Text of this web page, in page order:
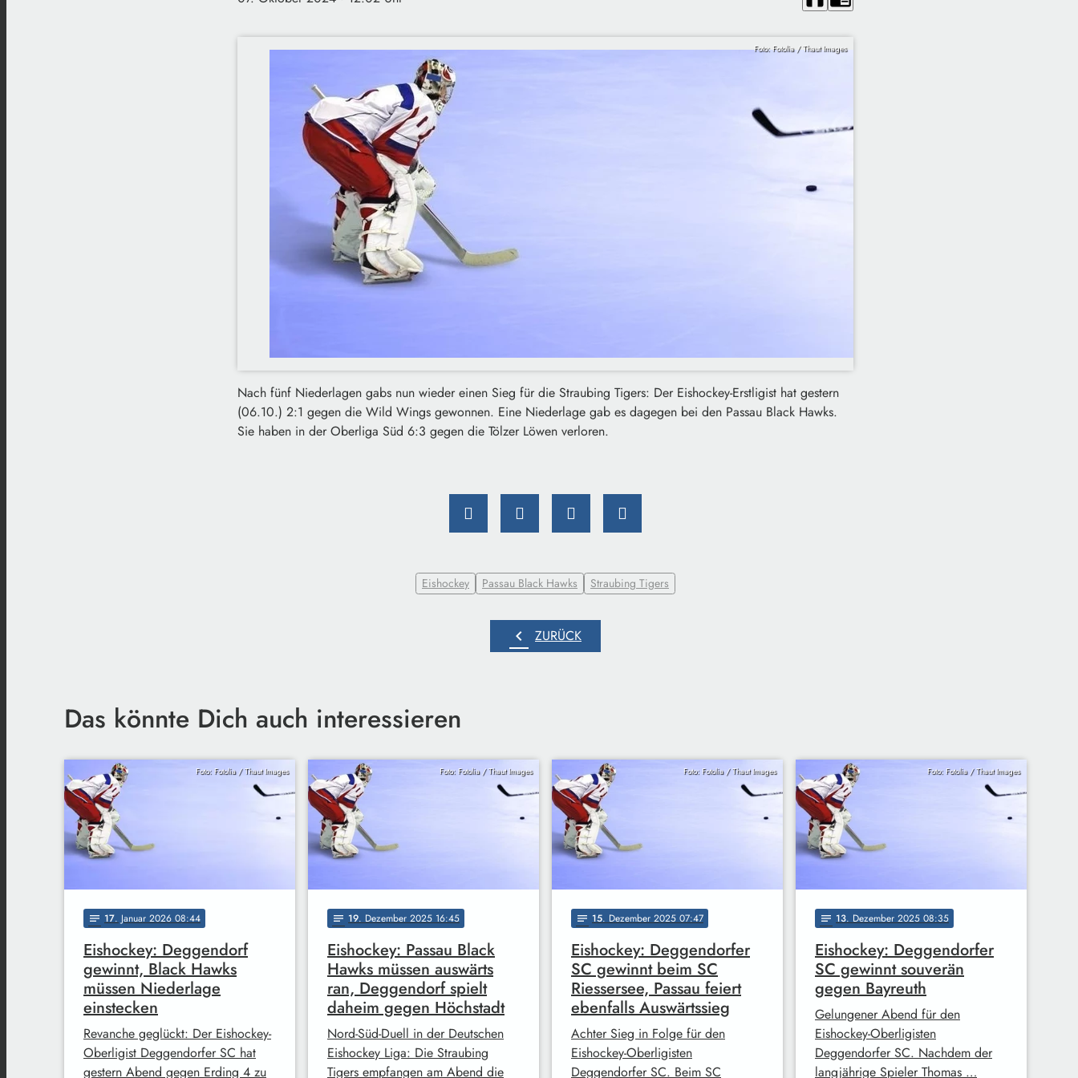
Foto: Fotolia / Thaut Images
Nach fünf Niederlagen gabs nun wieder einen Sieg für die Straubing Tigers: Der Eishockey-Erstligist hat gestern
(06.10.) 2:1 gegen die Wild Wings gewonnen. Eine Niederlage gab es dagegen bei den Passau Black Hawks.
Sie haben in der Oberliga Süd 6:3 gegen die Tölzer Löwen verloren.
Eishockey Passau Black Hawks Straubing Tigers
chevron_left ZURÜCK
Das könnte Dich auch interessieren
Foto: Fotolia / Thaut Images
notes 17. Januar 2026 08:44
Eishockey: Deggendorf
gewinnt, Black Hawks
müssen Niederlage
einstecken
Revanche geglückt: Der Eishockey-
Oberligist Deggendorfer SC hat
gestern Abend gegen Erding 4 zu
Foto: Fotolia / Thaut Images
notes 19. Dezember 2025 16:45
Eishockey: Passau Black
Hawks müssen auswärts
ran, Deggendorf spielt
daheim gegen Höchstadt
Nord-Süd-Duell in der Deutschen
Eishockey Liga: Die Straubing
Tigers empfangen am Abend die
Foto: Fotolia / Thaut Images
notes 15. Dezember 2025 07:47
Eishockey: Deggendorfer
SC gewinnt beim SC
Riessersee, Passau feiert
ebenfalls Auswärtssieg
Achter Sieg in Folge für den
Eishockey-Oberligisten
Deggendorfer SC. Beim SC
Foto: Fotolia / Thaut Images
notes 13. Dezember 2025 08:35
Eishockey: Deggendorfer
SC gewinnt souverän
gegen Bayreuth
Gelungener Abend für den
Eishockey-Oberligisten
Deggendorfer SC. Nachdem der
langjährige Spieler Thomas …